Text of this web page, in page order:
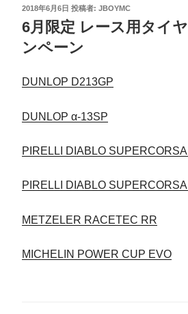
投
稿
日:
2018年6月6日 投稿者: JBOYMC
6月限定 レース用タイ
ンペーン
DUNLOP D213GP
DUNLOP α-13SP
PIRELLI DIABLO
PIRELLI DIABLO SUPERCORSA
METZELER RACETEC RR
MICHELIN POWER CUP EVO